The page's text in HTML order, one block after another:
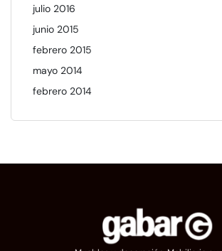
julio 2016
junio 2015
febrero 2015
mayo 2014
febrero 2014